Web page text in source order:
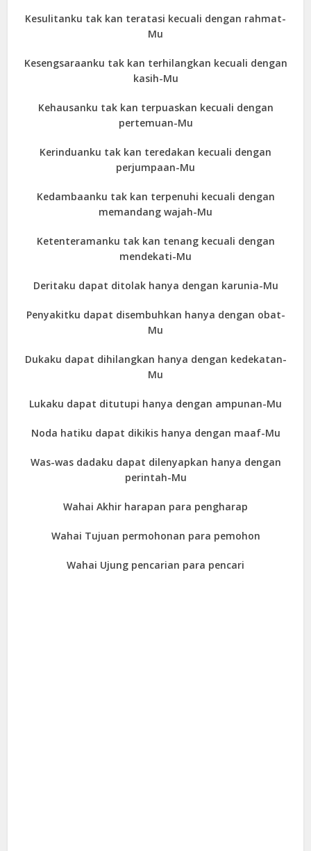
Kesulitanku tak kan teratasi kecuali dengan rahmat-
Mu
Kesengsaraanku tak kan terhilangkan kecuali dengan
kasih-Mu
Kehausanku tak kan terpuaskan kecuali dengan
pertemuan-Mu
Kerinduanku tak kan teredakan kecuali dengan
perjumpaan-Mu
Kedambaanku tak kan terpenuhi kecuali dengan
memandang wajah-Mu
Ketenteramanku tak kan tenang kecuali dengan
mendekati-Mu
Deritaku dapat ditolak hanya dengan karunia-Mu
Penyakitku dapat disembuhkan hanya dengan obat-
Mu
Dukaku dapat dihilangkan hanya dengan kedekatan-
Mu
Lukaku dapat ditutupi hanya dengan ampunan-Mu
Noda hatiku dapat dikikis hanya dengan maaf-Mu
Was-was dadaku dapat dilenyapkan hanya dengan
perintah-Mu
Wahai Akhir harapan para pengharap
Wahai Tujuan permohonan para pemohon
Wahai Ujung pencarian para pencari